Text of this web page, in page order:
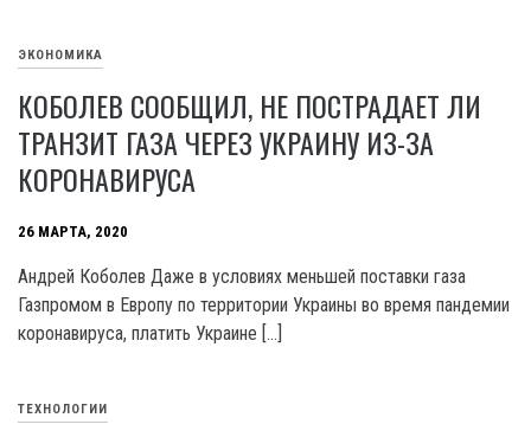
ЭКОНОМИКА
КОБОЛЕВ СООБЩИЛ, НЕ ПОСТРАДАЕТ ЛИ
ТРАНЗИТ ГАЗА ЧЕРЕЗ УКРАИНУ ИЗ-ЗА
КОРОНАВИРУСА
26 МАРТА, 2020
Андрей Коболев Даже в условиях меньшей поставки газа
Газпромом в Европу по территории Украины во время пандемии
коронавируса, платить Украине […]
ТЕХНОЛОГИИ